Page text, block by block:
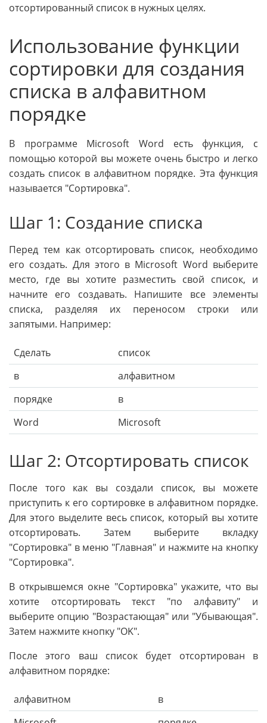
отсортированный список в нужных целях.
Использование функции
сортировки для создания
списка в алфавитном
порядке
В программе Microsoft Word есть функция, с
помощью которой вы можете очень быстро и легко
создать список в алфавитном порядке. Эта функция
называется "Сортировка".
Шаг 1: Создание списка
Перед тем как отсортировать список, необходимо
его создать. Для этого в Microsoft Word выберите
место, где вы хотите разместить свой список, и
начните его создавать. Напишите все элементы
списка, разделяя их переносом строки или
запятыми. Например:
Сделать
список
в
алфавитном
порядке
в
Word
Microsoft
Шаг 2: Отсортировать список
После того как вы создали список, вы можете
приступить к его сортировке в алфавитном порядке.
Для этого выделите весь список, который вы хотите
отсортировать. Затем выберите вкладку
"Сортировка" в меню "Главная" и нажмите на кнопку
"Сортировка".
В открывшемся окне "Сортировка" укажите, что вы
хотите отсортировать текст "по алфавиту" и
выберите опцию "Возрастающая" или "Убывающая".
Затем нажмите кнопку "OK".
После этого ваш список будет отсортирован в
алфавитном порядке:
алфавитном
в